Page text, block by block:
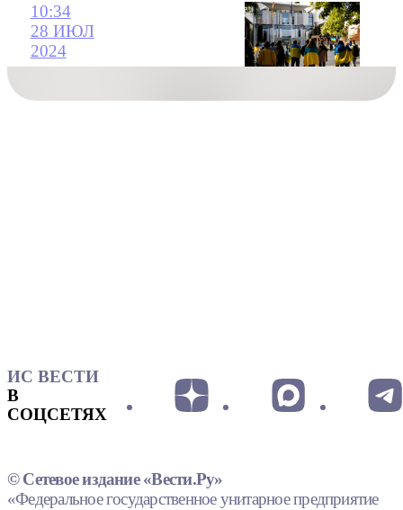
10:34
28 ИЮЛ
2024
ИС ВЕСТИ
В
СОЦСЕТЯХ
© Сетевое издание «Вести.Ру»
«Федеральное государственное унитарное предприятие